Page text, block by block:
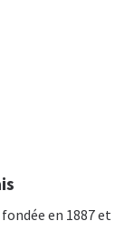
en 1887 et